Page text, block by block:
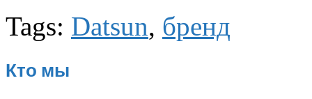
Tags: Datsun, бренд
Кто мы